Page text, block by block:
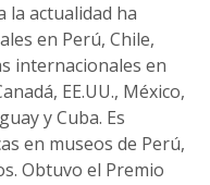
la actualidad ha
en Perú, Chile,
internacionales en
EE.UU., México,
y Cuba. Es
en museos de Perú,
Obtuvo el Premio